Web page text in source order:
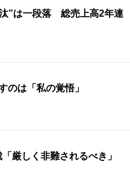
”は一段落 総売上高2年連
は「私の覚悟」
厳しく非難されるべき」